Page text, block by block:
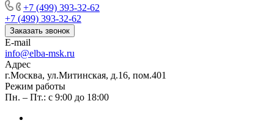
+7 (499) 393-32-62
+7 (499) 393-32-62
Заказать звонок
E-mail
info@elba-msk.ru
Адрес
г.Москва, ул.Митинская, д.16, пом.401
Режим работы
Пн. – Пт.: с 9:00 до 18:00